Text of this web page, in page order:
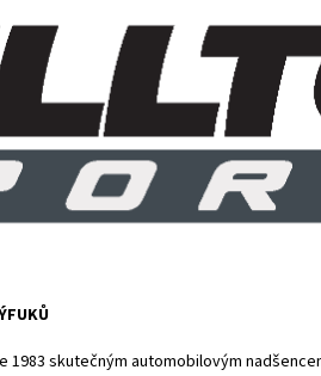
1983 skutečným automobilovým